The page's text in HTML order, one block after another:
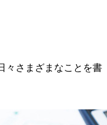
々さまざまなことを書